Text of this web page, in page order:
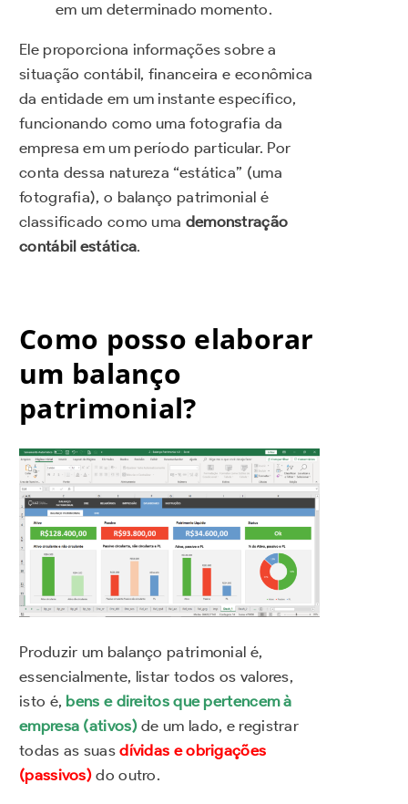
em um determinado momento.
Ele proporciona informações sobre a
situação contábil, financeira e econômica
da entidade em um instante específico,
funcionando como uma fotografia da
empresa em um período particular. Por
conta dessa natureza “estática” (uma
fotografia), o balanço patrimonial é
classificado como uma demonstração
contábil estática.
Como posso elaborar
um balanço
patrimonial?
Produzir um balanço patrimonial é,
essencialmente, listar todos os valores,
isto é, bens e direitos que pertencem à
empresa (ativos)de um lado, e registrar
todas as suasdívidas e obrigações
(passivos) do outro.